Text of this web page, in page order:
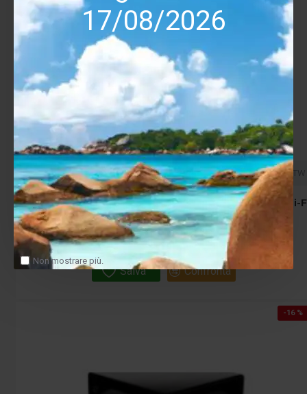
17/08/2026
Non mostrare più.
Mirage TYPZTW
Mirage Oasis Omni 6 Black – Diffusore da Esterno Hi-
con Tecnologia Omnipolare
699.00€
840.00€
Salva Confronta
-16 %